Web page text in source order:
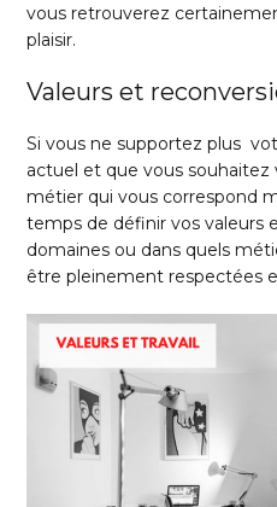
vous retrouverez
plaisir.
Valeurs et
Si vous ne supportez plus
actuel et que vous souhaitez
métier qui vous correspond
temps de définir vos valeurs
domaines ou dans quels
être pleinement respectées